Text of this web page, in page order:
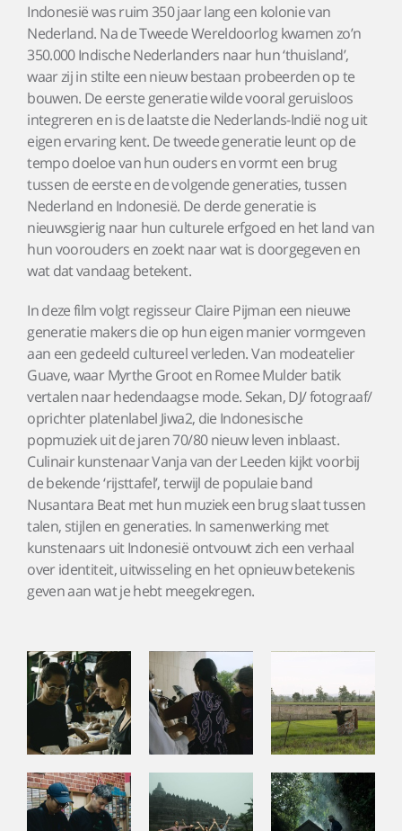
Indonesië was ruim 350 jaar lang een kolonie van
Nederland. Na de Tweede Wereldoorlog kwamen zo’n
350.000 Indische Nederlanders naar hun ‘thuisland’,
waar zij in stilte een nieuw bestaan probeerden op te
bouwen. De eerste generatie wilde vooral geruisloos
integreren en is de laatste die Nederlands-Indië nog uit
eigen ervaring kent. De tweede generatie leunt op de
tempo doeloe van hun ouders en vormt een brug
tussen de eerste en de volgende generaties, tussen
Nederland en Indonesië. De derde generatie is
nieuwsgierig naar hun culturele erfgoed en het land van
hun voorouders en zoekt naar wat is doorgegeven en
wat dat vandaag betekent.
In deze film volgt regisseur Claire Pijman een nieuwe
generatie makers die op hun eigen manier vormgeven
aan een gedeeld cultureel verleden. Van modeatelier
Guave, waar Myrthe Groot en Romee Mulder batik
vertalen naar hedendaagse mode. Sekan, DJ/ fotograaf/
oprichter platenlabel Jiwa2, die Indonesische
popmuziek uit de jaren 70/80 nieuw leven inblaast.
Culinair kunstenaar Vanja van der Leeden kijkt voorbij
de bekende ‘rijsttafel’, terwijl de populaie band
Nusantara Beat met hun muziek een brug slaat tussen
talen, stijlen en generaties. In samenwerking met
kunstenaars uit Indonesië ontvouwt zich een verhaal
over identiteit, uitwisseling en het opnieuw betekenis
geven aan wat je hebt meegekregen.